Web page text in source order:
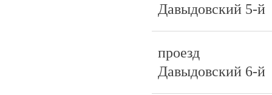
Давыдовский 5-й
проезд
Давыдовский 6-й